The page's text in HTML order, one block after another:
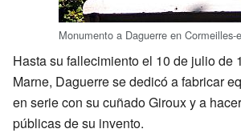
Monumento a Daguerre en Cormeilles-
Hasta su fallecimiento el 10 de julio de
Marne, Daguerre se dedicó a fabricar
en serie con su cuñado Giroux y a
públicas de su invento.